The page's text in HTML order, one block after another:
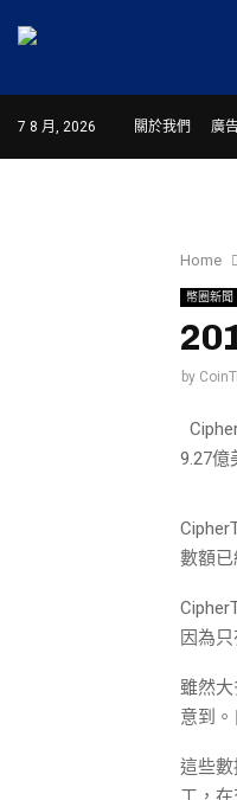
7 8 月, 2026 關於我們 廣
Home
幣圈新聞
by
9.27億
數額
因為
雖然
意到
這些